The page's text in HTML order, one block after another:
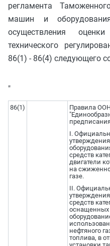
регламента
машин и
осуществления
технического
86(1) - 86(4) следующего
"
86(1)
Правила
I.
средств
двигатели
на
газе.
II.
средств
нефтяного
топлива, в